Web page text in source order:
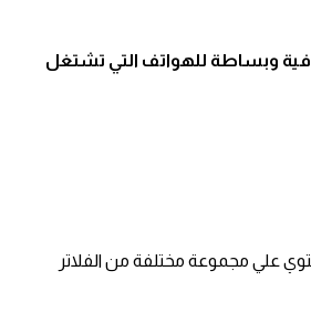
الصور بإحترافية وبساطة للهواتف التي تشتغل
علي مجموعة مختلفة من الفلاتر